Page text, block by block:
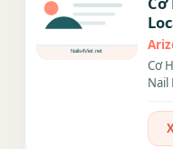
Ở
Cơ
Nail